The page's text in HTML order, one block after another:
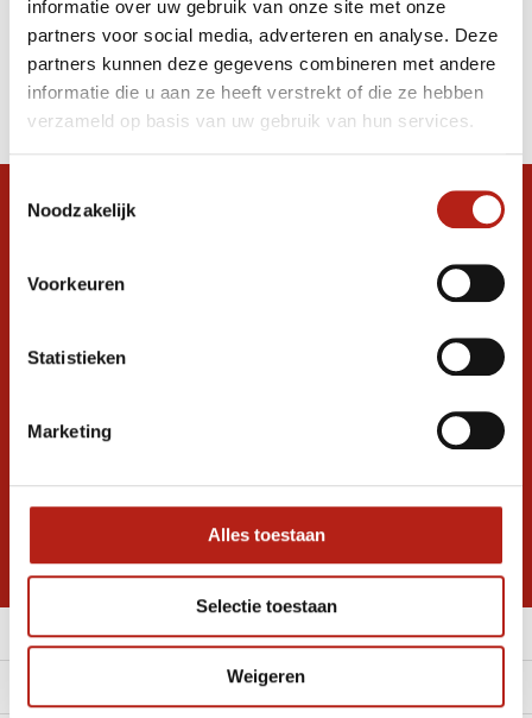
informatie over uw gebruik van onze site met onze
partners voor social media, adverteren en analyse. Deze
partners kunnen deze gegevens combineren met andere
informatie die u aan ze heeft verstrekt of die ze hebben
verzameld op basis van uw gebruik van hun services.
Noodzakelijk
Voorkeuren
Statistieken
Marketing
Alles toestaan
Selectie toestaan
Weigeren
Producten
Filter
Sorteren op
Snel antwoord op je vraag?
graag verder. 24/7
Ontvang de nieuwste aanbiedingen en
Inschrijven voor
* Lees hier de wettelijke beperkingen
Meer informatie